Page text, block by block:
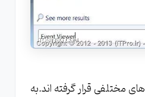
رویدادها در category های مختلفی قرار گرفته اند.به